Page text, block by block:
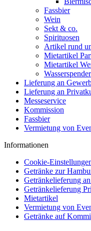
Fassbier
Wein
Sekt & co.
Spirituosen
Artikel rund
Mietartikel
Mietartikel
Wasserspender
Lieferung an
Lieferung an
Messeservice
Kommission
Fassbier
Vermietung von
Informationen
Cookie-
Getränke zur
Getränkelieferung
Getränkelieferung
Mietartikel
Vermietung von
Getränke auf